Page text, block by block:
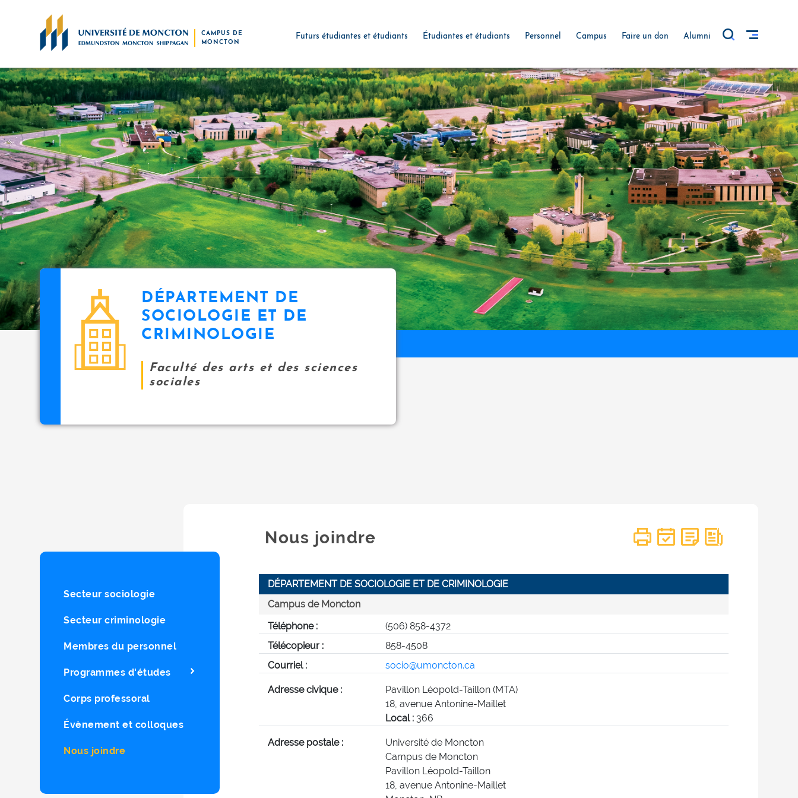
CAMPUS DE
MONCTON
Futurs étudiantes et étudiants Étudiantes et étudiants Personnel Campus Faire un don Alumni
DÉPARTEMENT DE
SOCIOLOGIE ET DE
CRIMINOLOGIE
Faculté des arts et des sciences
sociales
Secteur sociologie
Secteur criminologie
Membres du personnel
Programmes d'études
Corps professoral
Évènement et colloques
Nous joindre
Nous joindre
DÉPARTEMENT DE SOCIOLOGIE ET DE CRIMINOLOGIE
Campus de Moncton
Téléphone :
(506) 858-4372
Télécopieur :
858-4508
Courriel :
socio@umoncton.ca
Adresse civique :
Pavillon Léopold-Taillon (MTA)
18, avenue Antonine-Maillet
Local :366
Adresse postale :
Université de Moncton
Campus de Moncton
Pavillon Léopold-Taillon
18, avenue Antonine-Maillet